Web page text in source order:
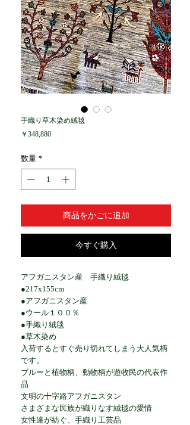
手織り草木染め絨毯
￥348,880価
数量 *
商品をかごに追加
今すぐ購入
アフガニスタン産 手織り絨毯
●217x155cm
●アフガニスタン産
●ウール１００％
●手織り絨毯
●草木染め
入荷するとすぐ売り切れてしまう大人気柄
です。
ブルーと植物柄、動物柄が遊牧民の代表作
品
文明の十字路アフガニスタン
さまざまな民族が織りなす絨毯の愛情
女性達が紡ぐ、手織り工芸品